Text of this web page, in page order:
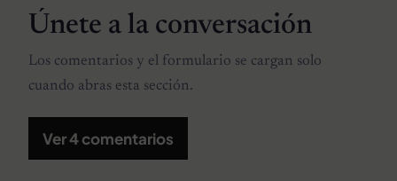
Únete a la conversación
Los comentarios y el formulario se cargan solo
cuando abras esta sección.
Ver 4 comentarios